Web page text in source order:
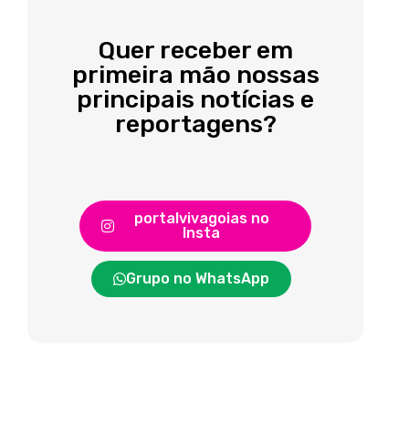
Quer receber em
primeira mão nossas
principais notícias e
reportagens?
portalvivagoias no
Insta
Grupo no WhatsApp